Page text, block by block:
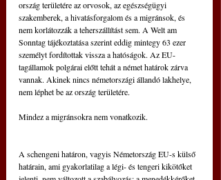
ország területére az orvosok, az egészségügyi
szakemberek, a hivatásforgalom és a migránsok, és
nem korlátozzák a teherszállítást sem. A Welt am
Sonntag tájékoztatása szerint eddig mintegy 63 ezer
személyt fordítottak vissza a hatóságok. Az EU-
tagállamok polgárai előtt tehát a német határok zárva
vannak. Akinek nincs németországi állandó lakhelye,
nem léphet be az ország területére.
Mindez a migránsokra nem vonatkozik.
A schengeni határon, vagyis Németország EU-s külső
határain, ami gyakorlatilag a légi- és tengeri kikötőket